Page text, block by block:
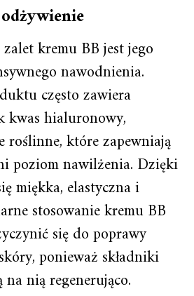
kremu BB jest jego
nawodnienia.
często zawiera
kwas hialuronowy,
roślinne, które zapewniają
poziom nawilżenia. Dzięki
miękka, elastyczna i
stosowanie kremu BB
się do poprawy
ponieważ składniki
na nią regenerująco.